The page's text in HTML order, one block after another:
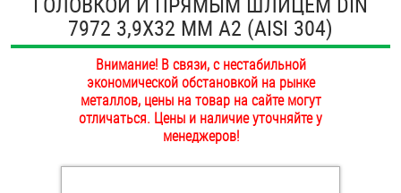
ОПЛАТА И ДОСТАВКА
НАШИ МАГАЗИНЫ
Втулки
Дюбели
Дюймовый крепёж
7972 3,9Х32 ММ А2 (AISI 304)
Внимание! В связи, с нестабильной
экономической обстановкой на рынке
металлов, цены на товар на сайте могут
отличаться. Цены и наличие уточняйте у
менеджеров!